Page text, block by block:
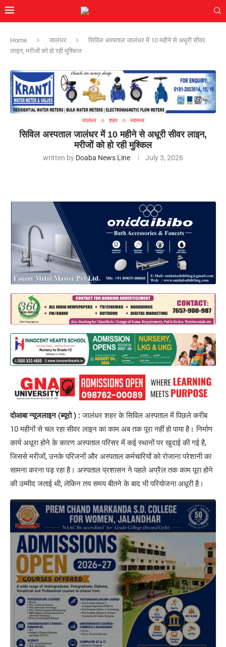
Home जालंधर
सिविल अस्पताल जालंधर में 10 महीने से अधूरी सीवर
लाइन, मरीजों को हो रही मुश्किल
जालंधर शहर स्वास्थ्य
सिविल अस्पताल जालंधर में 10 महीने से अधूरी सीवर लाइन,
मरीजों को हो रही मुश्किल
written by Doaba News Line July 3, 2026
दोआबा न्यूजलाइन (ब्यूरो ) :जालंधर शहर के सिविल अस्पताल में पिछले करीब
10 महीनों से चल रहा सीवर लाइन का काम अब तक पूरा नहीं हो पाया है। निर्माण
कार्य अधूरा होने के कारण अस्पताल परिसर में कई स्थानों पर खुदाई की गई है,
जिससे मरीजों, उनके परिजनों और अस्पताल कर्मचारियों को रोजाना परेशानी का
सामना करना पड़ रहा है। अस्पताल प्रशासन ने पहले अप्रैल तक काम पूरा होने
की उम्मीद जताई थी, लेकिन तय समय बीतने के बाद भी परियोजना अधूरी है।